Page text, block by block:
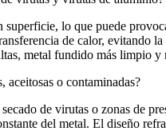
lo que puede
de calor, evitando
metal fundido más limpio y
aceitosas o contaminadas?
de virutas o zonas de
del metal. El diseño